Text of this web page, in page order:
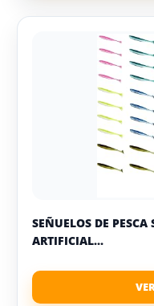
SEÑUELOS DE
ARTIFICIAL...